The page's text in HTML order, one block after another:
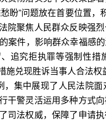
盼”问题放在首要位置
院聚焦人民群众反映强
案件，影响群众幸福感
追究拒执罪等强制性
兑现胜诉当事人合法权
集中展现了人民法院面
干警灵活运用多种方式
司法权威，保障了申请